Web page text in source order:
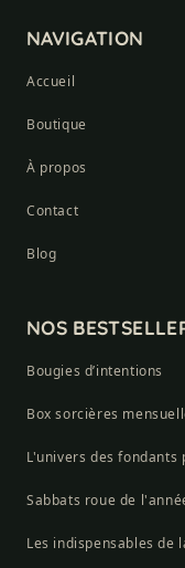
NAVIGATION
Accueil
Boutique
À propos
Contact
Blog
NOS
Bougies d’intentions
Box sorcières
L'univers des fondants
Sabbats roue de
Les indispensables de